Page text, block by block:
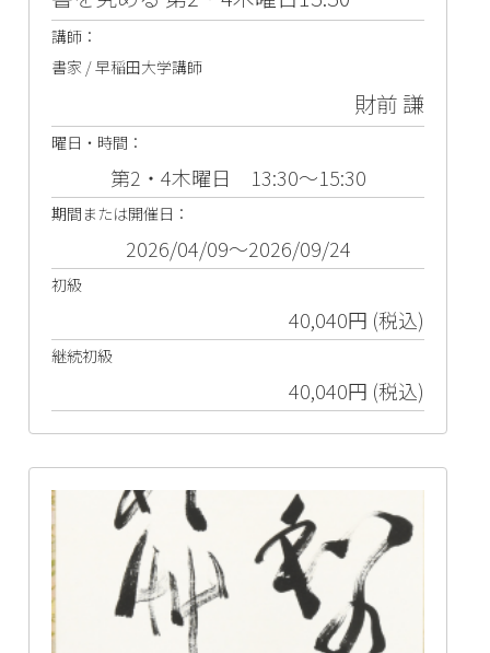
講師：
書家 / 早稲田大学講師
財前 謙
曜日・時間：
第2・4木曜日 13:30～15:30
期間または開催日：
2026/04/09～2026/09/24
初級
40,040円 (税込)
継続初級
40,040円 (税込)